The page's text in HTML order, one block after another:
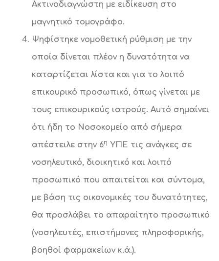
Ακτινοδιαγνώστη με ειδίκευση στο
μαγνητικό τομογράφο.
Ψηφίστηκε νομοθετική ρύθμιση με την
οποία δίνεται πλέον η δυνατότητα να
καταρτίζεται λίστα και για το λοιπό
επικουρικό προσωπικό, όπως γίνεται με
τους επικουρικούς ιατρούς. Αυτό σημαίνει
ότι ήδη το Νοσοκομείο από σήμερα
απέστειλε στην 6η ΥΠΕ τις ανάγκες σε
νοσηλευτικό, διοικητικό και λοιπό
προσωπικό που απαιτείται και σύντομα,
με βάση τις οικονομικές του δυνατότητες,
θα προσλάβει το απαραίτητο προσωπικό
(νοσηλευτές, επιστήμονες πληροφορικής,
βοηθοί φαρμακείων κ.ά.).